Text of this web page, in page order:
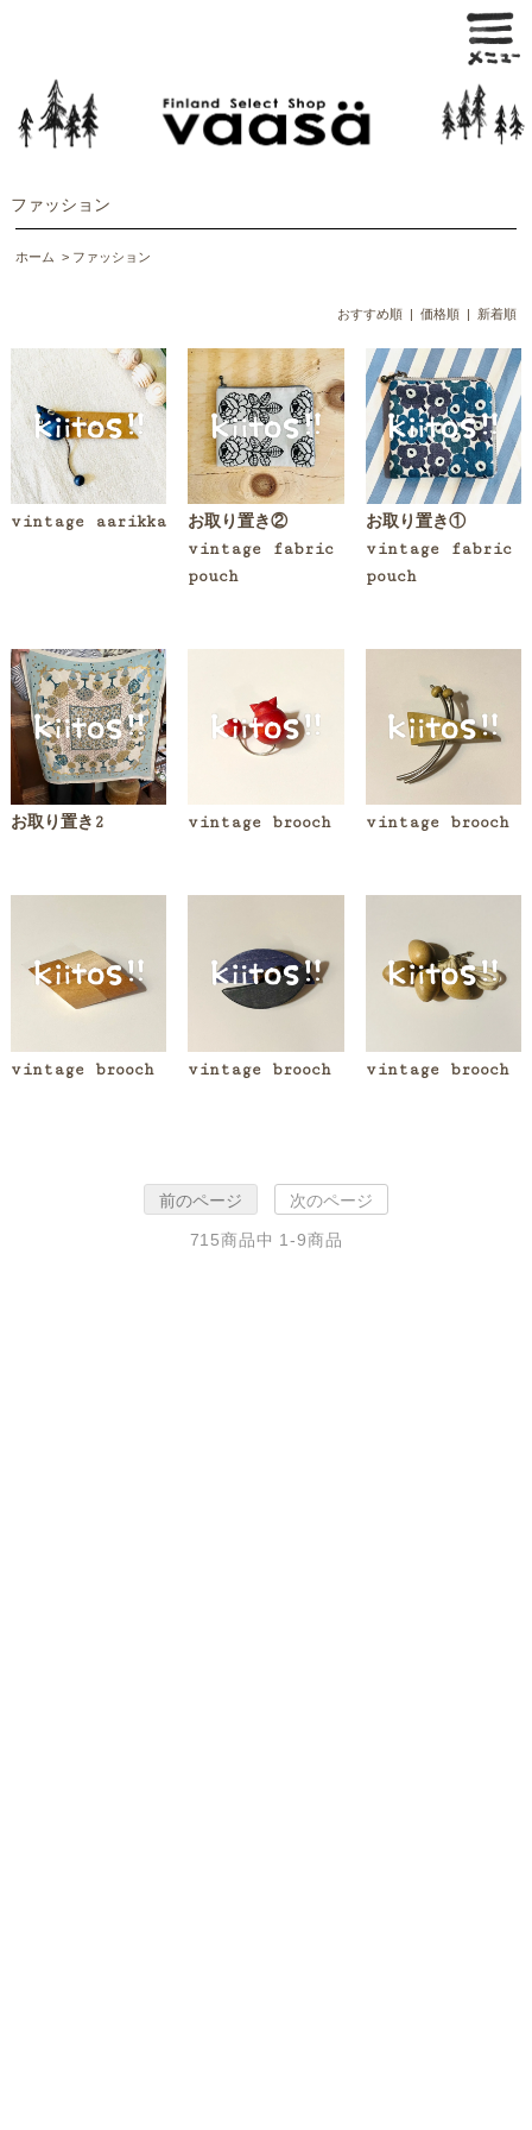
ファッション
ホーム > ファッション
おすすめ順| 価格順| 新着順
vintage aarikka
お取り置き②
vintage fabric
pouch
お取り置き①
vintage fabric
pouch
お取り置き2 vintage brooch vintage brooch
vintage brooch vintage brooch vintage brooch
前のページ 次のページ
715商品中 1-9商品